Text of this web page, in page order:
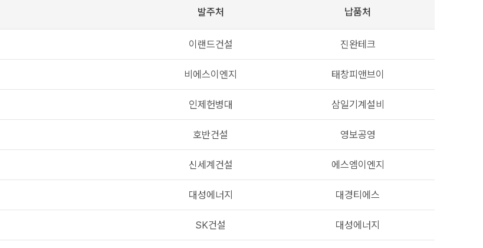
발주처 납품처
이랜드건설 진완테크
비에스이엔지 태창피앤브이
인제헌병대 삼일기계설비
호반건설 영보공영
신세계건설 에스엠이엔지
대성에너지 대경티에스
SK건설 대성에너지